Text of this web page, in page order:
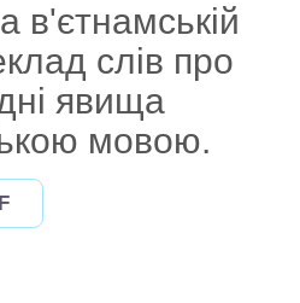
в'єтнамській
слів про
явища
мовою.